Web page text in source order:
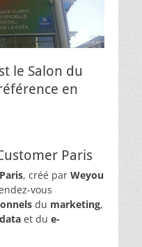
le Salon du
en
Paris
, créé par Weyou
vous
du marketing,
data et du e-